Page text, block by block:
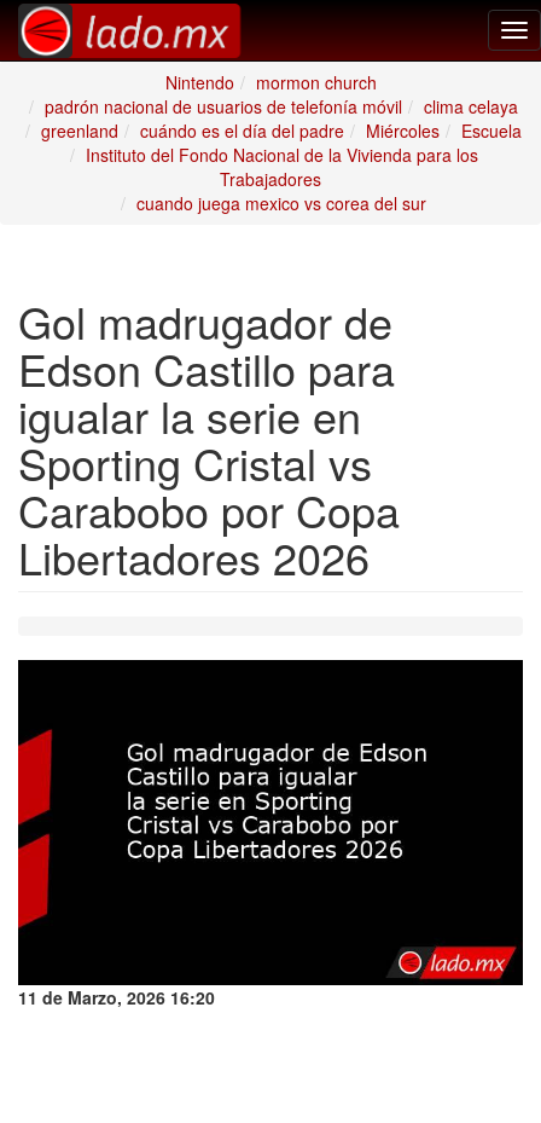
Nintendo
mormon church
padrón nacional de usuarios de telefonía móvil
clima celaya
greenland
cuándo es el día del padre Miércoles
Escuela
Instituto del Fondo Nacional de la Vivienda para los
Trabajadores
cuando juega mexico vs corea del sur
Gol madrugador de
Edson Castillo para
igualar la serie en
Sporting Cristal vs
Carabobo por Copa
Libertadores 2026
11 de Marzo, 2026 16:20